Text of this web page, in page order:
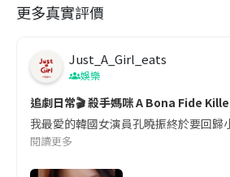
更多真實評價
Just_A_Girl_eats
娛樂
追劇日常🎬 殺手媽咪 A Bona Fide
我最愛的韓國女演員孔曉振終於要回
閱讀更多